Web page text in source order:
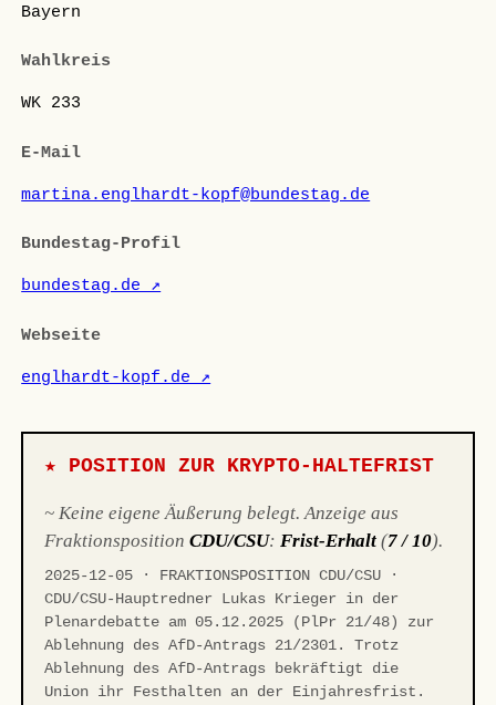
Bayern
Wahlkreis
WK 233
E-Mail
martina.englhardt-kopf@bundestag.de
Bundestag-Profil
bundestag.de ↗
Webseite
englhardt-kopf.de ↗
★ POSITION ZUR KRYPTO-HALTEFRIST
~ Keine eigene Äußerung belegt. Anzeige aus
FraktionspositionCDU/CSU: Frist-Erhalt (7 / 10).
2025-12-05 · FRAKTIONSPOSITION CDU/CSU ·
CDU/CSU-Hauptredner Lukas Krieger in der
Plenardebatte am 05.12.2025 (PlPr 21/48) zur
Ablehnung des AfD-Antrags 21/2301. Trotz
Ablehnung des AfD-Antrags bekräftigt die
Union ihr Festhalten an der Einjahresfrist.